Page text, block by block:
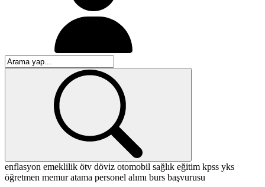
enflasyon emeklilik ötv döviz otomobil sağlık eğitim kpss yks
öğretmen memuratama personel alımı burs başvurusu